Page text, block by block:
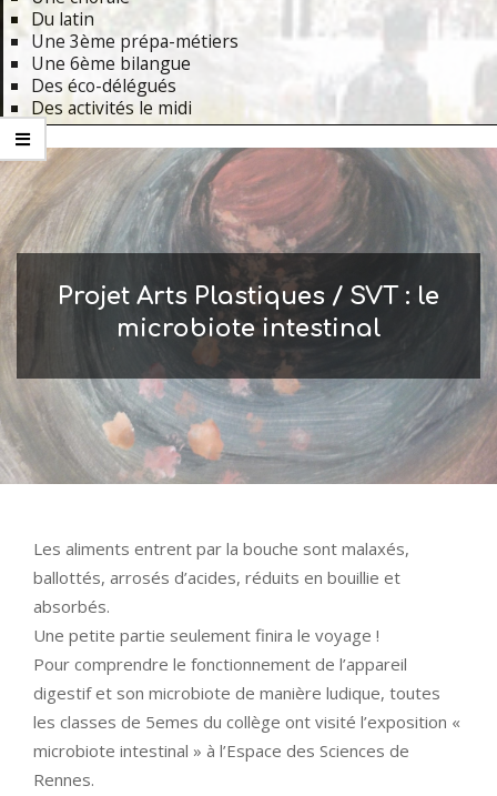
Du latin
Une 3ème prépa-métiers
Une 6ème bilangue
Des éco-délégués
Des activités le midi
Primary
Navigation
Menu
Projet Arts Plastiques / SVT : le
microbiote intestinal
Les aliments entrent par la bouche sont malaxés,
ballottés, arrosés d’acides, réduits en bouillie et
absorbés.
Une petite partie seulement finira le voyage !
Pour comprendre le fonctionnement de l’appareil
digestif et son microbiote de manière ludique, toutes
les classes de 5emes du collège ont visité l’exposition «
microbiote intestinal » à l’Espace des Sciences de
Rennes.